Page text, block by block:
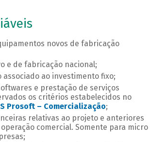
novos de fabricação
e de fabricação nacional;
associado ao investimento fixo;
e prestação de serviços
os critérios estabelecidos no
Prosoft – Comercialização;
relativas ao projeto e anteriores
comercial. Somente para micro